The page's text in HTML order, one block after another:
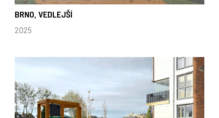
BRNO, VEDLEJŠÍ
2025